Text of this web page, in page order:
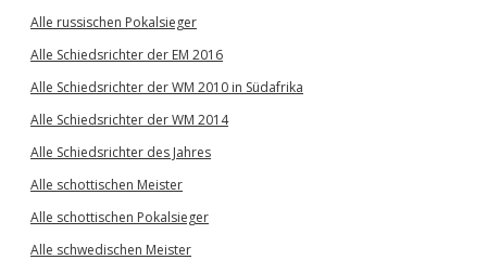
Alle russischen Pokalsieger
Alle Schiedsrichter der EM 2016
Alle Schiedsrichter der WM 2010 in Südafrika
Alle Schiedsrichter der WM 2014
Alle Schiedsrichter des Jahres
Alle schottischen Meister
Alle schottischen Pokalsieger
Alle schwedischen Meister